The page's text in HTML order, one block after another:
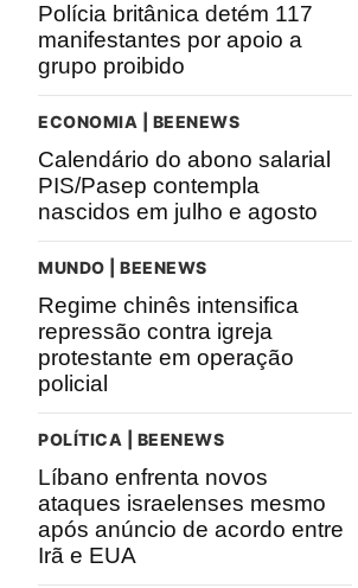
Polícia britânica detém 117
manifestantes por apoio a
grupo proibido
ECONOMIA | BEENEWS
Calendário do abono salarial
PIS/Pasep contempla
nascidos em julho e agosto
MUNDO | BEENEWS
Regime chinês intensifica
repressão contra igreja
protestante em operação
policial
POLÍTICA | BEENEWS
Líbano enfrenta novos
ataques israelenses mesmo
após anúncio de acordo entre
Irã e EUA